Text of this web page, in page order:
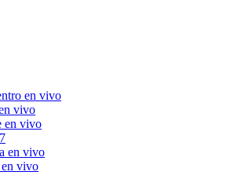
en vivo
vivo
en vivo
en vivo
vivo